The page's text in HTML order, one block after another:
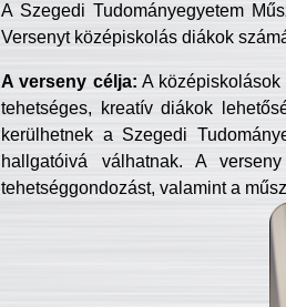
A Szegedi Tudományegyetem
Versenyt középiskolás diákok
A verseny célja: A
tehetséges, kreatív diákok
kerülhetnek a Szegedi
hallgatóivá válhatnak. A
tehetséggondozást, valamint a